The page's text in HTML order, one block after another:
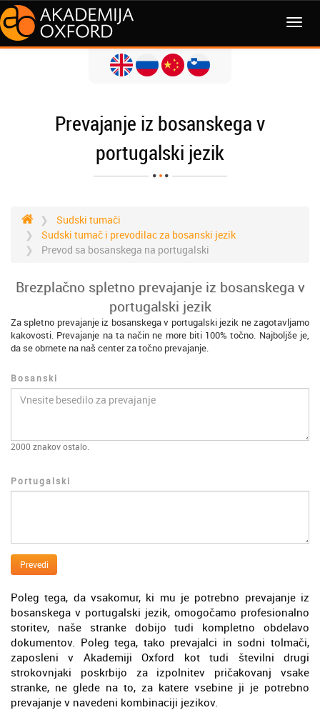
MENI
Prevajanje iz bosanskega v
portugalski jezik
Sudski tumači
Sudski tumač i prevodilac za bosanski jezik
Prevod sa bosanskega na portugalski
Brezplačno spletno prevajanje iz bosanskega v
portugalski jezik
Za spletno prevajanje iz bosanskega v portugalski jezik ne zagotavljamo
kakovosti. Prevajanje na ta način ne more biti 100% točno. Najboljše je,
da se obrnete na naš center za točno prevajanje.
Bosanski
2000 znakov ostalo.
Portugalski
Prevedi
Poleg tega, da vsakomur, ki mu je potrebno prevajanje iz
bosanskega v portugalski jezik, omogočamo profesionalno
storitev, naše stranke dobijo tudi kompletno obdelavo
dokumentov. Poleg tega, tako prevajalci in sodni tolmači,
zaposleni v Akademiji Oxford kot tudi številni drugi
strokovnjaki poskrbijo za izpolnitev pričakovanj vsake
stranke, ne glede na to, za katere vsebine ji je potrebno
prevajanje v navedeni kombinaciji jezikov.